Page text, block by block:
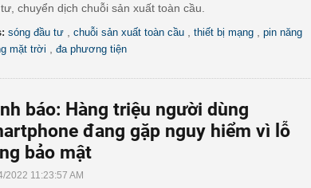
chuyển dịch chuỗi sản xuất toàn cầu.
sóng đầu tư chuỗi sản xuất toàn cầu thiết bị mạng
pin năng
mặt trời
đa phương tiện
báo: Hàng triệu người dùng
đang gặp nguy hiểm vì lỗ
bảo mật
2022 11:23:57 AM